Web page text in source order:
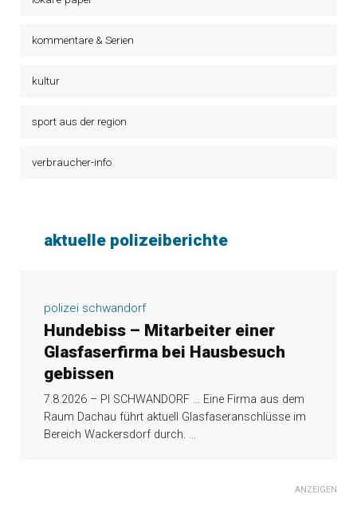
kommentare & Serien
kultur
sport aus der region
verbraucher-info
aktuelle polizeiberichte
polizei schwandorf
Hundebiss – Mitarbeiter einer
Glasfaserfirma bei Hausbesuch
gebissen
7.8.2026 – PI SCHWANDORF … Eine Firma aus dem
Raum Dachau führt aktuell Glasfaseranschlüsse im
Bereich Wackersdorf durch. ...
ANZEIGEN